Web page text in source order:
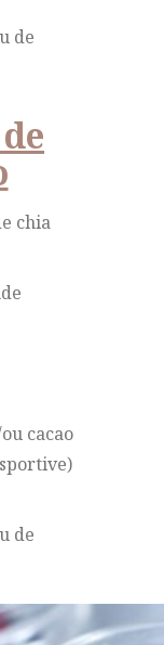
de
chia
cacao
de